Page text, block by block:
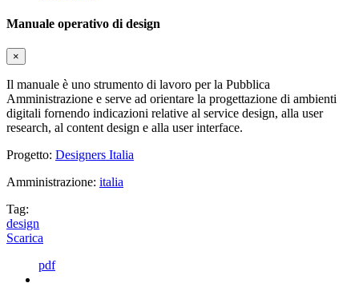
Manuale operativo di design
×
Il manuale è uno strumento di lavoro per la Pubblica
Amministrazione e serve ad orientare la progettazione di ambienti
digitali fornendo indicazioni relative al service design, alla user
research, al content design e alla user interface.
Progetto: Designers Italia
Amministrazione: italia
Tag:
design
Scarica
pdf